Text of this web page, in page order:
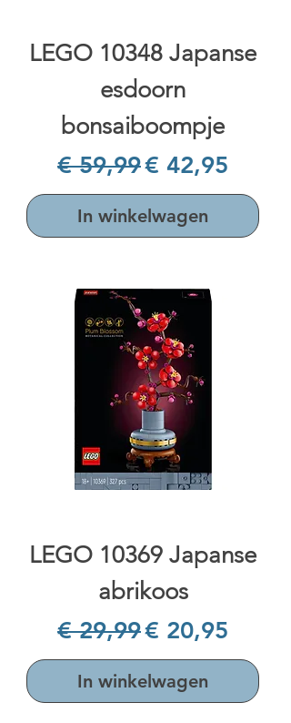
LEGO 10348 Japanse
esdoorn
bonsaiboompje
Normale prijs
€ 59,99Verkoopprijs
€ 42,95
In winkelwagen
LEGO 10369 Japanse
abrikoos
Normale prijs
€ 29,99Verkoopprijs
€ 20,95
In winkelwagen